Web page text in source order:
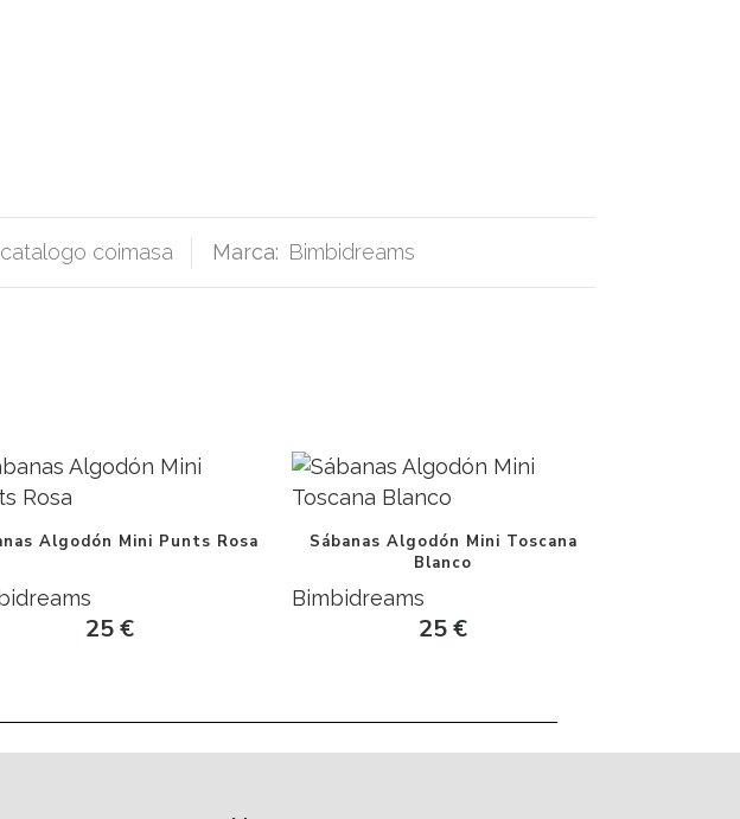
catalogo coimasa Marca: Bimbidreams
Algodón Mini Punts Rosa
25€
Sábanas Algodón Mini Toscana
Blanco
Bimbidreams
25€